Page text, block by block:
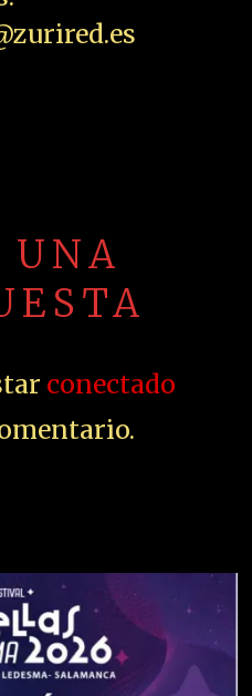
UNA
conectado